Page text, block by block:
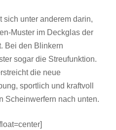
sich unter anderem darin,
Muster im Deckglas der
Bei den Blinkern
sogar die Streufunktion.
die neue
sportlich und kraftvoll
Scheinwerfern nach unten.